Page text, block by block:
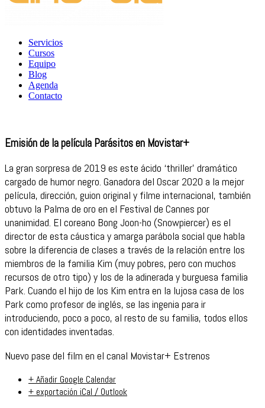
Servicios
Cursos
Equipo
Blog
Agenda
Contacto
Emisión de la película Parásitos en Movistar+
La gran sorpresa de 2019 es este ácido ‘thriller’ dramático
cargado de humor negro. Ganadora del Oscar 2020 a la mejor
película, dirección, guion original y filme internacional, también
obtuvo la Palma de oro en el Festival de Cannes por
unanimidad. El coreano Bong Joon-ho (Snowpiercer) es el
director de esta cáustica y amarga parábola social que habla
sobre la diferencia de clases a través de la relación entre los
miembros de la familia Kim (muy pobres, pero con muchos
recursos de otro tipo) y los de la adinerada y burguesa familia
Park. Cuando el hijo de los Kim entra en la lujosa casa de los
Park como profesor de inglés, se las ingenia para ir
introduciendo, poco a poco, al resto de su familia, todos ellos
con identidades inventadas.
Nuevo pase del film en el canal Movistar+ Estrenos
+ Añadir Google Calendar
+ exportación iCal / Outlook